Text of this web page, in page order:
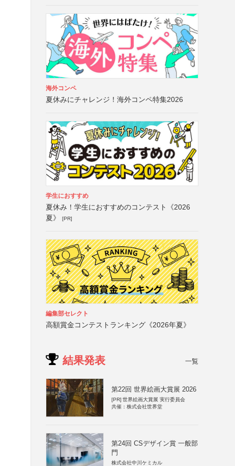
海外コンペ
夏休みにチャレンジ！海外コンペ特集2026
学生におすすめ
夏休み！学生におすすめのコンテスト《2026
夏》
[PR]
編集部セレクト
高額賞金コンテストランキング《2026年夏》
結果発表 一覧
第22回 世界絵画大賞展 2026
[PR] 世界絵画大賞展 実行委員会
共催：株式会社世界堂
第24回 CSデザイン賞 一般部
門
株式会社中川ケミカル